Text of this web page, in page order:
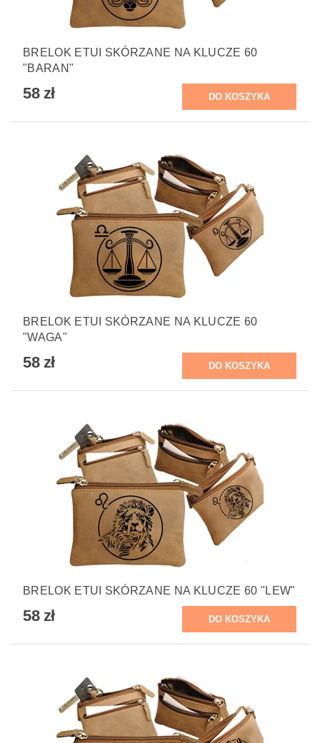
BRELOK ETUI SKÓRZANE NA KLUCZE 60
"BARAN"
58 zł
BRELOK ETUI SKÓRZANE NA KLUCZE 60
"WAGA"
58 zł
BRELOK ETUI SKÓRZANE NA KLUCZE 60 "LEW"
58 zł